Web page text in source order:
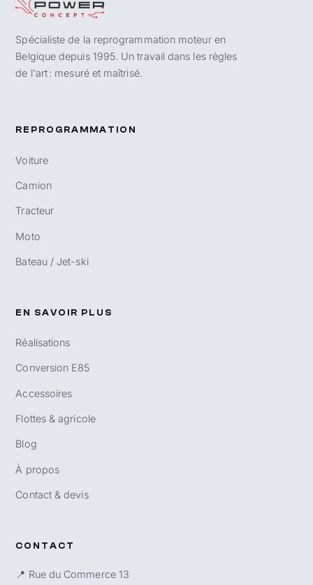
Spécialiste de la reprogrammation moteur en
Belgique depuis 1995. Un travail dans les règles
de l'art : mesuré et maîtrisé.
REPROGRAMMATION
Voiture
Camion
Tracteur
Moto
Bateau / Jet-ski
EN SAVOIR PLUS
Réalisations
Conversion E85
Accessoires
Flottes & agricole
Blog
À propos
Contact & devis
CONTACT
📍 Rue du Commerce 13